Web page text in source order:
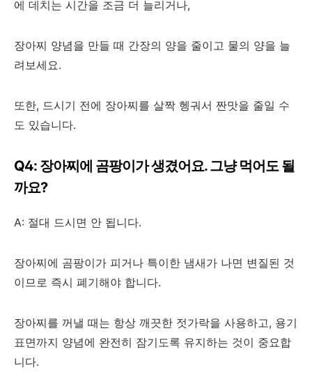
에 데치는 시간을 조금 더 늘리거나,
장아찌 양념을 만들 때 간장의 양을 줄이고 물의 양을 늘
려보세요.
또한, 드시기 전에 장아찌를 살짝 헹궈서 짠맛을 줄일 수
도 있습니다.
Q4: 장아찌에 곰팡이가 생겼어요. 그냥 먹어도 될
까요?
A: 절대 드시면 안 됩니다.
장아찌에 곰팡이가 피거나 특이한 냄새가 나면 변질된 것
이므로 즉시 폐기해야 합니다.
장아찌를 꺼낼 때는 항상 깨끗한 젓가락을 사용하고, 용기
표면까지 양념에 완전히 잠기도록 유지하는 것이 중요합
니다.